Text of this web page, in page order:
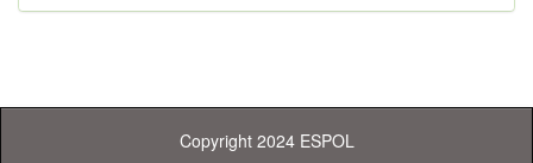
Copyright 2024 ESPOL